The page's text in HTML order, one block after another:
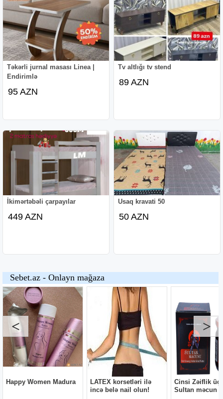
Təkərli jurnal masası Linea |
Endirimlə
95 AZN
Tv altlığı tv stend
89 AZN
İkimərtəbəli çarpayılar
449 AZN
Usaq kravati 50
50 AZN